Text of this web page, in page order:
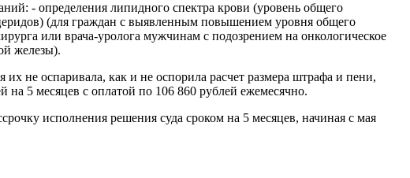
- определения липидного спектра крови (уровень общего
(для граждан с выявленным повышением уровня общего
или врача-уролога мужчинам с подозрением на онкологическое
железы).
не оспаривала, как и не оспорила расчет размера штрафа и пени,
на 5 месяцев с оплатой по 106 860 рублей ежемесячно.
исполнения решения суда сроком на 5 месяцев, начиная с мая